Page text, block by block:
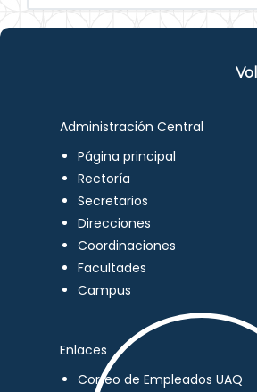
Administración Central
Página principal
Rectoría
Secretarios
Direcciones
Coordinaciones
Facultades
Campus
Enlaces
Correo de Empleados UAQ